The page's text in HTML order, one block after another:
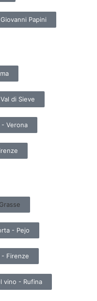
Papini
di Sieve
Verona
- Pejo
Firenze
vino - Rufina